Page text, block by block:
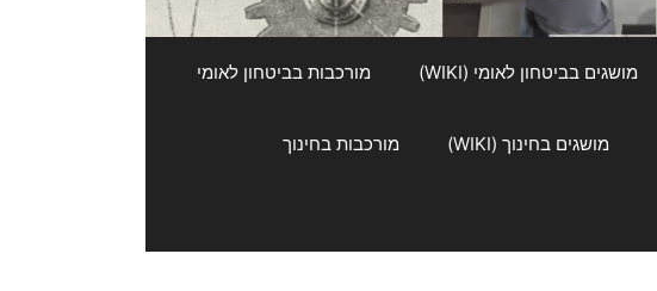
מושגים בביטחון לאומי (WIKI) מורכבות בביטחון לאומי
מושגים בחינוך (WIKI) מורכבות בחינוך